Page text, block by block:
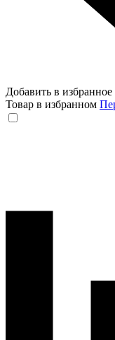
Добавить в избранное
Товар в избранном